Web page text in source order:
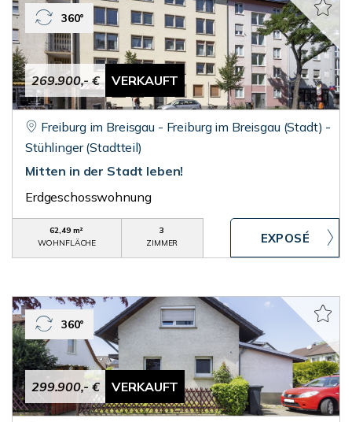
269.900,- € VERKAUFT
360°
Freiburg im Breisgau - Freiburg im Breisgau (Stadt) -
Stühlinger (Stadtteil)
Mitten in der Stadt leben!
Erdgeschosswohnung
62,49 m²
WOHNFLÄCHE
3
ZIMMER
299.900,- € VERKAUFT
360°